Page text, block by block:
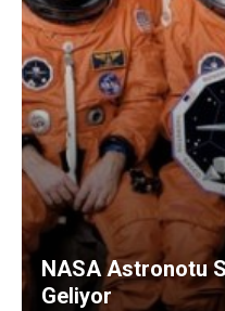
NASA Astronotu
Geliyor